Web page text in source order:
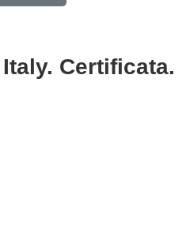
Certificata.